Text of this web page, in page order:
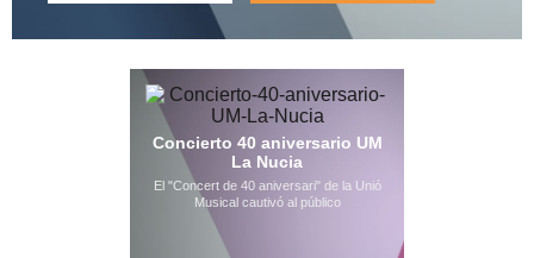
Concierto 40 aniversario UM
La Nucia
El "Concert de 40 aniversari" de la Unió
Musical cautivó al público